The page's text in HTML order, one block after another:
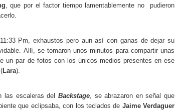
, que por el factor tiempo lamentablemente no pudieron
Pm, exhaustos pero aun así con ganas de dejar su
Allí, se tomaron unos minutos para compartir unas
un par de fotos con los únicos medios presentes en ese
Lara).
escaleras del Backstage, se abrazaron en señal que
que eclipsaba, con los teclados de Jaime Verdaguer